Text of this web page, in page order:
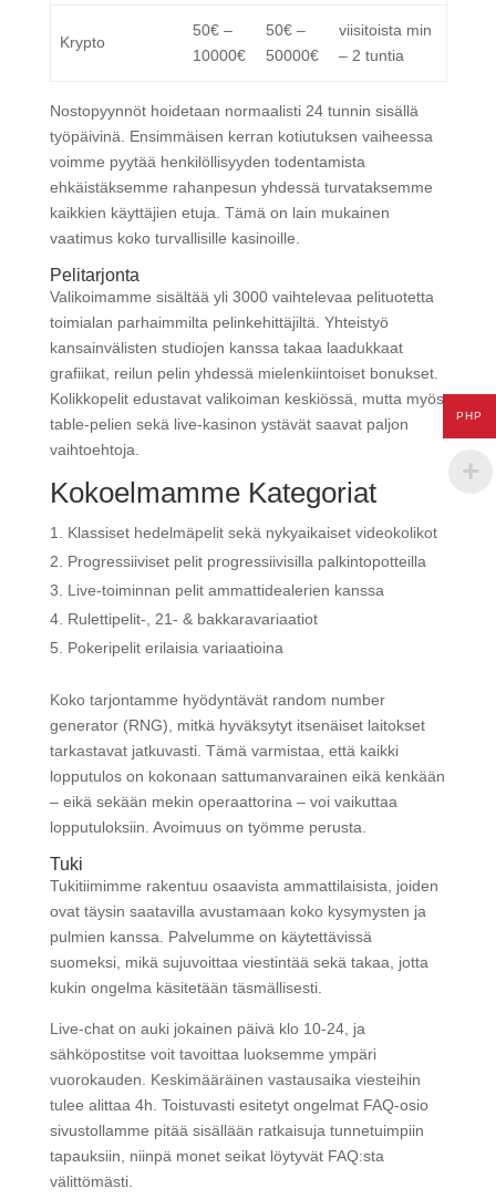
Krypto
50€ –
10000€
50€ –
50000€
viisitoista min
– 2 tuntia
Nostopyynnöt hoidetaan normaalisti 24 tunnin sisällä
työpäivinä. Ensimmäisen kerran kotiutuksen vaiheessa
voimme pyytää henkilöllisyyden todentamista
ehkäistäksemme rahanpesun yhdessä turvataksemme
kaikkien käyttäjien etuja. Tämä on lain mukainen
vaatimus koko turvallisille kasinoille.
Pelitarjonta
Valikoimamme sisältää yli 3000 vaihtelevaa pelituotetta
toimialan parhaimmilta pelinkehittäjiltä. Yhteistyö
kansainvälisten studiojen kanssa takaa laadukkaat
grafiikat, reilun pelin yhdessä mielenkiintoiset bonukset.
Kolikkopelit edustavat valikoiman keskiössä, mutta myös
table-pelien sekä live-kasinon ystävät saavat paljon
vaihtoehtoja.
Kokoelmamme Kategoriat
Klassiset hedelmäpelit sekä nykyaikaiset videokolikot
Progressiiviset pelit progressiivisilla palkintopotteilla
Live-toiminnan pelit ammattidealerien kanssa
Rulettipelit-, 21- & bakkaravariaatiot
Pokeripelit erilaisia variaatioina
Koko tarjontamme hyödyntävät random number
generator (RNG), mitkä hyväksytyt itsenäiset laitokset
tarkastavat jatkuvasti. Tämä varmistaa, että kaikki
lopputulos on kokonaan sattumanvarainen eikä kenkään
– eikä sekään mekin operaattorina – voi vaikuttaa
lopputuloksiin. Avoimuus on työmme perusta.
Tuki
Tukitiimimme rakentuu osaavista ammattilaisista, joiden
ovat täysin saatavilla avustamaan koko kysymysten ja
pulmien kanssa. Palvelumme on käytettävissä
suomeksi, mikä sujuvoittaa viestintää sekä takaa, jotta
kukin ongelma käsitetään täsmällisesti.
Live-chat on auki jokainen päivä klo 10-24, ja
sähköpostitse voit tavoittaa luoksemme ympäri
vuorokauden. Keskimääräinen vastausaika viesteihin
tulee alittaa 4h. Toistuvasti esitetyt ongelmat FAQ-osio
sivustollamme pitää sisällään ratkaisuja tunnetuimpiin
tapauksiin, niinpä monet seikat löytyvät FAQ:sta
välittömästi.
PHP